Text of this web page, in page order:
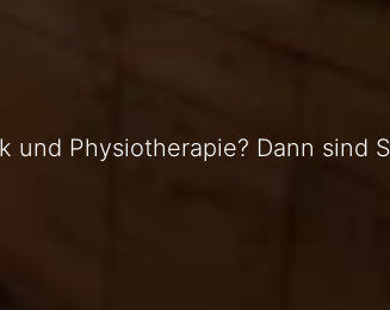
Physiotherapie? Dann sind